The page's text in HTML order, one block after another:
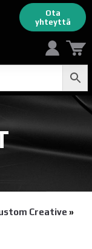
Ota
yhteyttä
Creative »